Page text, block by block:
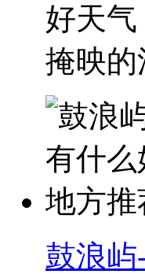
好天
掩映的
鼓浪